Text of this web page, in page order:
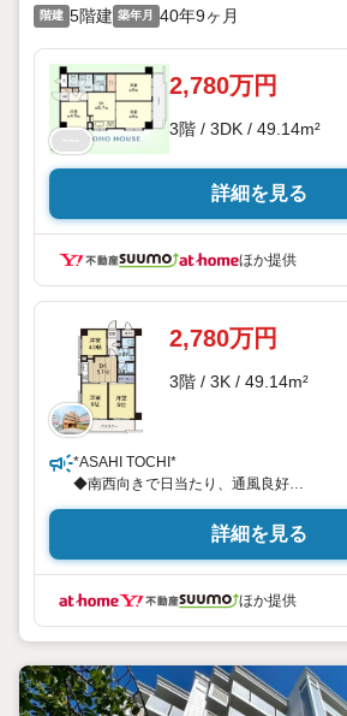
階建 5階建 築年月 40年9ヶ月
2,780万円
3階 / 3DK / 49.14m²
詳細を見る
ほか提供
2,780万円
3階 / 3K / 49.14m²
*ASAHI TOCHI*
◆南西向きで日当たり、通風良好
◇リノベーション済みなのでそのまま住
◆「大倉山駅」まで徒歩14分でアクセス良好
◇小・中学校が近いので子育て安心！
◆コンビニ徒歩1分買い物便利！
* * * * 住まい、安心のおとりつぎ * * * *
☆当日のご見学も対応可能です！
☆JR横浜線「中山」駅徒歩1分！
詳細を見る
ほか提供